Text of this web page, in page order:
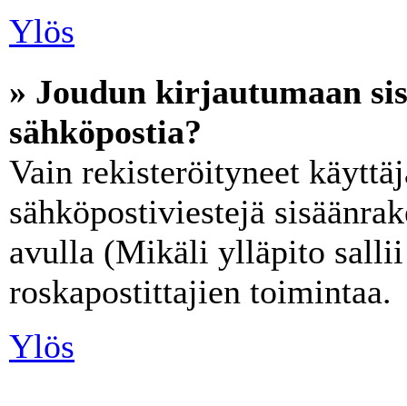
Ylös
» Joudun kirjautumaan
sähköpostia?
Vain rekisteröityneet
sähköpostiviestejä
avulla (Mikäli ylläpito sallii
roskapostittajien toimintaa.
Ylös